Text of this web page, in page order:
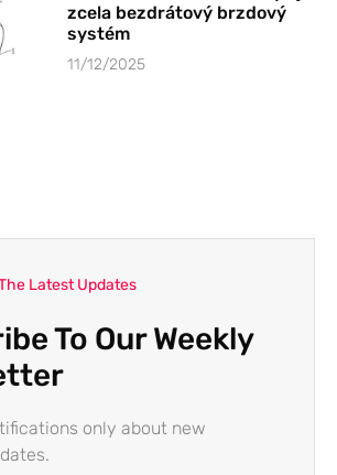
zcela bezdrátový brzdový
systém
11/12/2025
Latest Updates
To Our Weekly
only about new